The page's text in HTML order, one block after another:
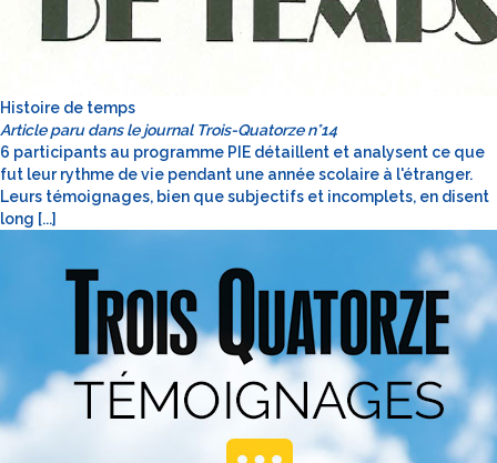
Histoire de temps
Article paru dans le journal Trois-Quatorze n°14
6 participants au programme PIE détaillent et analysent ce que
fut leur rythme de vie pendant une année scolaire à l'étranger.
Leurs témoignages, bien que subjectifs et incomplets, en disent
long [...]